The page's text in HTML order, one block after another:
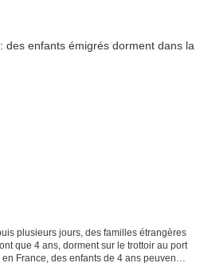
plusieurs jours, des familles étrangères
que 4 ans, dorment sur le trottoir au port
France, des enfants de 4 ans peuvent